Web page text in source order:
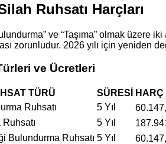
Ruhsatı Harçları
ve “Taşıma” olmak üzere
zorunludur. 2026 yılı için yeniden
ve Ücretleri
TÜRÜ SÜRESİ
HARÇ
Ruhsatı
5 Yıl
Ruhsatı
5 Yıl
Bulundurma Ruhsatı 5 Yıl